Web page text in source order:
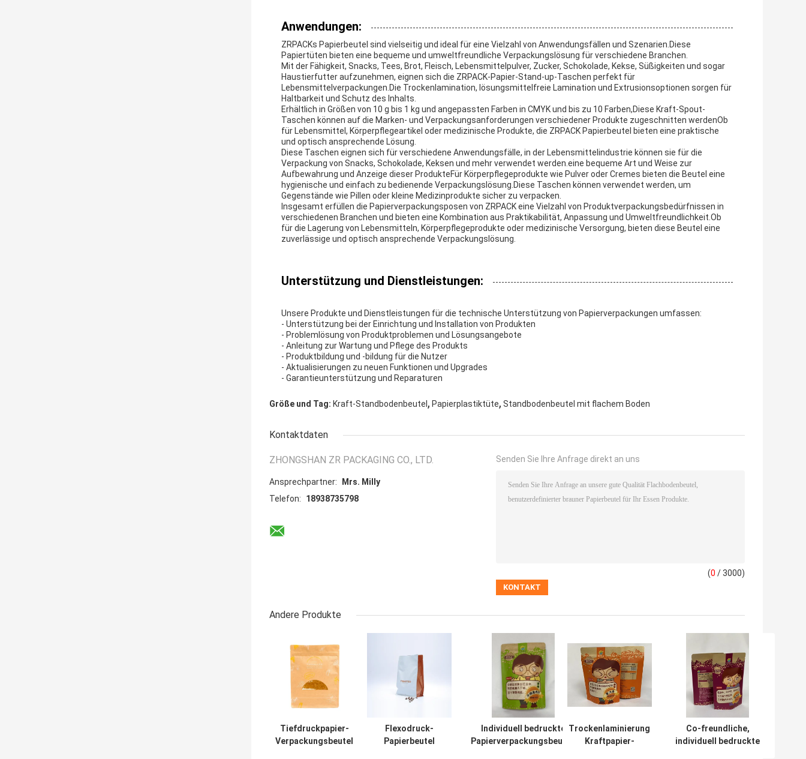
Anwendungen:
ZRPACKs Papierbeutel sind vielseitig und ideal für eine Vielzahl von Anwendungsfällen und Szenarien.Diese
Papiertüten bieten eine bequeme und umweltfreundliche Verpackungslösung für verschiedene Branchen.
Mit der Fähigkeit, Snacks, Tees, Brot, Fleisch, Lebensmittelpulver, Zucker, Schokolade, Kekse, Süßigkeiten und sogar
Haustierfutter aufzunehmen, eignen sich die ZRPACK-Papier-Stand-up-Taschen perfekt für
Lebensmittelverpackungen.Die Trockenlamination, lösungsmittelfreie Lamination und Extrusionsoptionen sorgen für
Haltbarkeit und Schutz des Inhalts.
Erhältlich in Größen von 10 g bis 1 kg und angepassten Farben in CMYK und bis zu 10 Farben,Diese Kraft-Spout-
Taschen können auf die Marken- und Verpackungsanforderungen verschiedener Produkte zugeschnitten werdenOb
für Lebensmittel, Körperpflegeartikel oder medizinische Produkte, die ZRPACK Papierbeutel bieten eine praktische
und optisch ansprechende Lösung.
Diese Taschen eignen sich für verschiedene Anwendungsfälle, in der Lebensmittelindustrie können sie für die
Verpackung von Snacks, Schokolade, Keksen und mehr verwendet werden.eine bequeme Art und Weise zur
Aufbewahrung und Anzeige dieser ProdukteFür Körperpflegeprodukte wie Pulver oder Cremes bieten die Beutel eine
hygienische und einfach zu bedienende Verpackungslösung.Diese Taschen können verwendet werden, um
Gegenstände wie Pillen oder kleine Medizinprodukte sicher zu verpacken.
Insgesamt erfüllen die Papierverpackungsposen von ZRPACK eine Vielzahl von Produktverpackungsbedürfnissen in
verschiedenen Branchen und bieten eine Kombination aus Praktikabilität, Anpassung und Umweltfreundlichkeit.Ob
für die Lagerung von Lebensmitteln, Körperpflegeprodukte oder medizinische Versorgung, bieten diese Beutel eine
zuverlässige und optisch ansprechende Verpackungslösung.
Unterstützung und Dienstleistungen:
Unsere Produkte und Dienstleistungen für die technische Unterstützung von Papierverpackungen umfassen:
- Unterstützung bei der Einrichtung und Installation von Produkten
- Problemlösung von Produktproblemen und Lösungsangebote
- Anleitung zur Wartung und Pflege des Produkts
- Produktbildung und -bildung für die Nutzer
- Aktualisierungen zu neuen Funktionen und Upgrades
- Garantieunterstützung und Reparaturen
Größe und Tag: Kraft-Standbodenbeutel , Papierplastiktüte, Standbodenbeutel mit flachem Boden
Kontaktdaten
ZHONGSHAN ZR PACKAGING CO., LTD.
Ansprechpartner:
Mrs. Milly
Telefon:
18938735798
Senden Sie Ihre Anfrage direkt an uns
(0 / 3000)
Andere Produkte
Tiefdruckpapier-
Verpackungsbeutel
Flexodruck-
Papierbeutel
Individuell bedruckte
Papierverpackungsbeutel,
Trockenlaminierung
Kraftpapier-
Co-freundliche,
individuell bedruckte